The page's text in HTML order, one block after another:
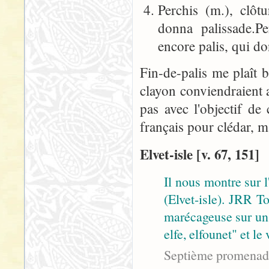
Perchis (m.),
donna
encore palis, qui
Fin-de-palis me plaît
clayon conviendraient
pas avec l'objectif
français pour clédar,
Elvet-isle [v. 67, 151]
Il nous montre sur
(Elvet-isle). JRR
marécageuse sur
elfe, elfounet" et
Septième